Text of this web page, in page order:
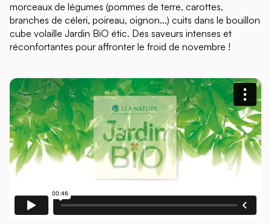
morceaux de légumes (pommes de terre, carottes,
branches de céleri, poireau, oignon...) cuits dans le bouillon
cube volaille Jardin BiO étic. Des saveurs intenses et
réconfortantes pour affronter le froid de novembre !